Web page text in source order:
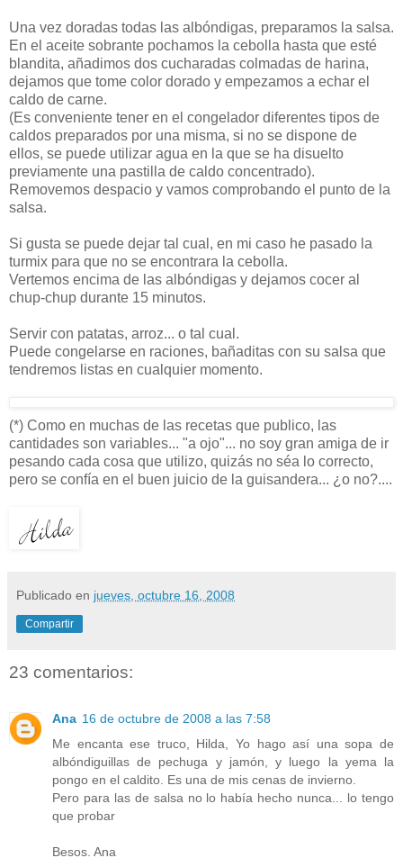
Una vez doradas todas las albóndigas, preparamos la salsa.
En el aceite sobrante pochamos la cebolla hasta que esté
blandita, añadimos dos cucharadas colmadas de harina,
dejamos que tome color dorado y empezamos a echar el
caldo de carne.
(Es conveniente tener en el congelador diferentes tipos de
caldos preparados por una misma, si no se dispone de
ellos, se puede utilizar agua en la que se ha disuelto
previamente una pastilla de caldo concentrado).
Removemos despacio y vamos comprobando el punto de la
salsa.
Si gusta se puede dejar tal cual, en mi caso he pasado la
turmix para que no se encontrara la cebolla.
Vertemos encima de las albóndigas y dejamos cocer al
chup-chup durante 15 minutos.
Servir con patatas, arroz... o tal cual.
Puede congelarse en raciones, bañaditas con su salsa que
tendremos listas en cualquier momento.
(*) Como en muchas de las recetas que publico, las
cantidades son variables... "a ojo"... no soy gran amiga de ir
pesando cada cosa que utilizo, quizás no séa lo correcto,
pero se confía en el buen juicio de la guisandera... ¿o no?....
Publicado en jueves, octubre 16, 2008
Compartir
23 comentarios:
Ana 16 de octubre de 2008 a las 7:58
Me encanta ese truco, Hilda, Yo hago así una sopa de
albóndiguillas de pechuga y jamón, y luego la yema la
pongo en el caldito. Es una de mis cenas de invierno.
Pero para las de salsa no lo había hecho nunca... lo tengo
que probar
Besos. Ana